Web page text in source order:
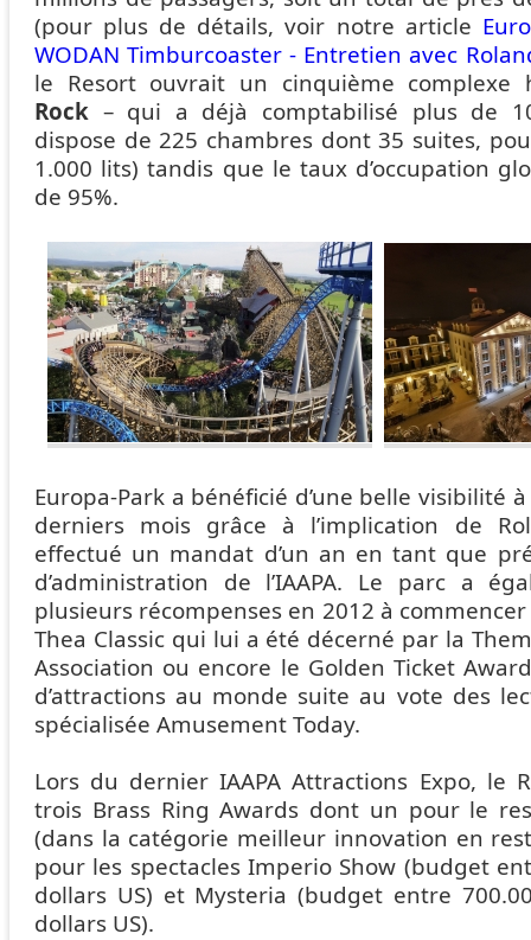
(pour plus de détails, voir notre article
WODAN Timburcoaster - Entretien avec
le Resort ouvrait un cinquième
Rock – qui a déjà comptabilisé plus de
dispose de 225 chambres dont 35 suites,
1.000 lits) tandis que le taux d’occupation
de 95%.
Europa-Park a bénéficié d’une belle visibilité
derniers mois grâce à l’implication de
effectué un mandat d’un an en tant que
d’administration de l’IAAPA. Le parc a
plusieurs récompenses en 2012 à
Thea Classic qui lui a été décerné par la
Association ou encore le Golden Ticket
d’attractions au monde suite au vote des
spécialisée Amusement Today.
Lors du dernier IAAPA Attractions Expo, le
trois Brass Ring Awards dont un pour le
(dans la catégorie meilleur innovation en
pour les spectacles Imperio Show (budget
dollars US) et Mysteria (budget entre
dollars US).